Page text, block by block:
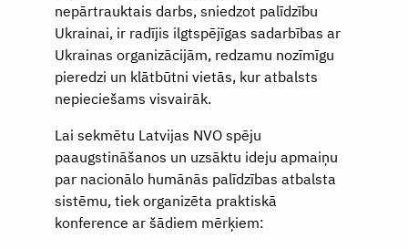
nepārtrauktais darbs, sniedzot palīdzību
Ukrainai, ir radījis ilgtspējīgas sadarbības ar
Ukrainas organizācijām, redzamu nozīmīgu
pieredzi un klātbūtni vietās, kur atbalsts
nepieciešams visvairāk.
Lai sekmētu Latvijas NVO spēju
paaugstināšanos un uzsāktu ideju apmaiņu
par nacionālo humānās palīdzības atbalsta
sistēmu, tiek organizēta praktiskā
konference ar šādiem mērķiem: